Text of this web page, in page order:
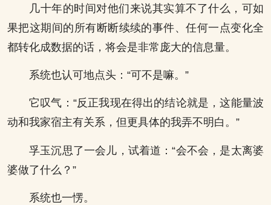
几十年的时间对他们来说其实算不了什么，可如
果把这期间的所有断断续续的事件、任何一点变化全
都转化成数据的话，将会是非常庞大的信息量。
系统也认可地点头：“可不是嘛。”
它叹气：“反正我现在得出的结论就是，这能量波
动和我家宿主有关系，但更具体的我弄不明白。”
孚玉沉思了一会儿，试着道：“会不会，是太离婆
婆做了什么？”
系统也一愣。